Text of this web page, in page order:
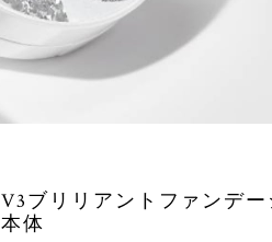
V3ブリリアントファンデー
本体